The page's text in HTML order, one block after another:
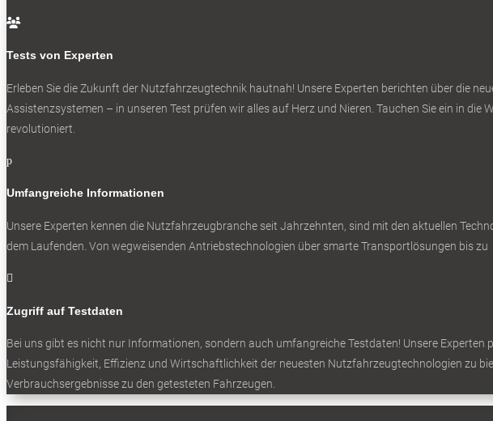

Tests von Experten
Erleben Sie die Zukunft der Nutzfahrzeugtechnik hautnah! Unsere Experten berichten über die
Assistenzsystemen – in unseren Test prüfen wir alles auf Herz und Nieren. Tauchen Sie ein in
revolutioniert.
p
Umfangreiche Informationen
Unsere Experten kennen die Nutzfahrzeugbranche seit Jahrzehnten, sind mit den aktuellen
dem Laufenden. Von wegweisenden Antriebstechnologien über smarte Transportlösungen bis

Zugriff auf Testdaten
Bei uns gibt es nicht nur Informationen, sondern auch umfangreiche Testdaten! Unsere
Leistungsfähigkeit, Effizienz und Wirtschaftlichkeit der neuesten Nutzfahrzeugtechnologien zu
Verbrauchsergebnisse zu den getesteten Fahrzeugen.